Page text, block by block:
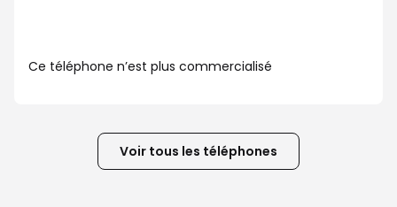
Ce téléphone n’est plus commercialisé
Voir tous les téléphones